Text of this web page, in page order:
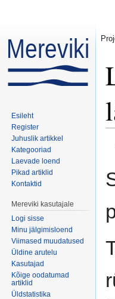
Esileht
Register
Juhuslik artikkel
Kategooriad
Laevade loend
Pikad artiklid
Kontaktid
Mereviki kasutajale
Logi sisse
Minu jälgimisloend
Viimased muudatused
Üldine arutelu
Kasutajad
Kõige oodatumad
artiklid
Üldstatistika